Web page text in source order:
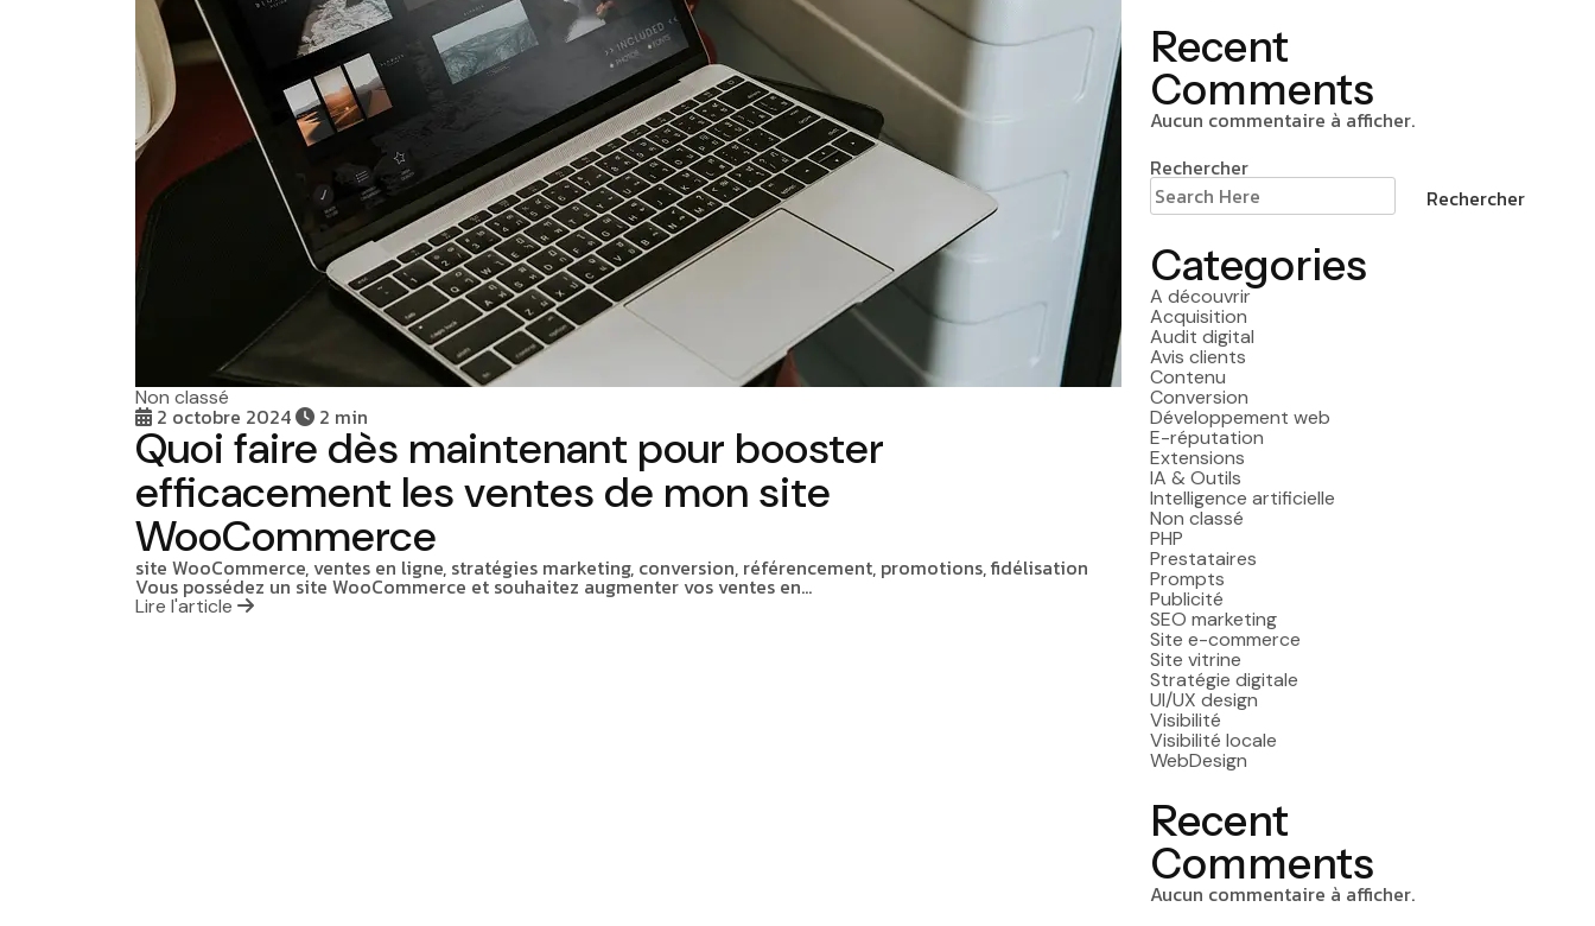
Non classé
2 octobre 2024 2 min
Quoi faire dès maintenant pour booster
efficacement les ventes de mon site
WooCommerce
site WooCommerce, ventes en ligne, stratégies marketing, conversion, référencement, promotions, fidélisation
Vous possédez un site WooCommerce et souhaitez augmenter vos ventes en…
Lire l'article
Recent
Comments
Aucun commentaire à afficher.
Rechercher
Rechercher
Categories
A découvrir
Acquisition
Audit digital
Avis clients
Contenu
Conversion
Développement web
E-réputation
Extensions
IA & Outils
Intelligence artificielle
Non classé
PHP
Prestataires
Prompts
Publicité
SEO marketing
Site e-commerce
Site vitrine
Stratégie digitale
UI/UX design
Visibilité
Visibilité locale
WebDesign
Recent
Comments
Aucun commentaire à afficher.